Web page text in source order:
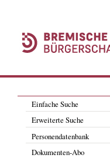
Einfache Suche
Erweiterte Suche
Personendatenbank
Dokumenten-Abo